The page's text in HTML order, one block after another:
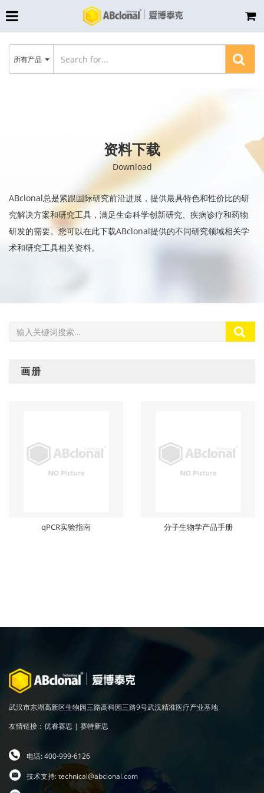
资料下载
Download
ABclonal总是紧跟国际研究前沿进展，提供最具特色和性价比的研
究解决方案和研究工具，满足生命科学创新研究、疾病诊疗和药物
研发的需要。您可以在此下载ABclonal提供的不同研究领域相关学
术和研究工具相关资料。
画册
下载
qPCR实验指南 下载
分子生物学产品手册
所有产品
武汉市东湖高新区生物园三路高科园三路9号武汉精准医疗产业基地
友情链接： 优睿赛思 | 赛特新思
电话: 400-999-6126
技术支持:technical@abclonal.com